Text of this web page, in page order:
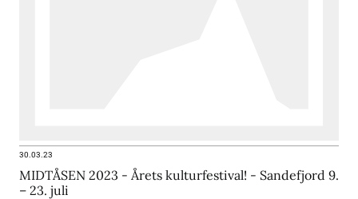
30.03.23
MIDTÅSEN 2023 - Årets kulturfestival! - Sandefjord 9.
– 23. juli